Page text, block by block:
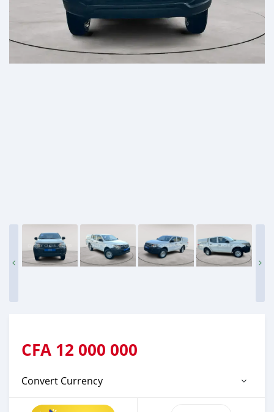
CFA 12 000 000
Convert Currency